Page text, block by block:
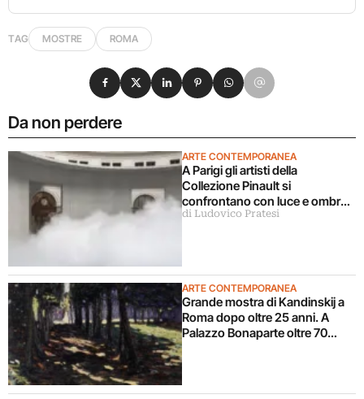
TAG MOSTRE ROMA
Da non perdere
ARTE CONTEMPORANEA
A Parigi gli artisti della
Collezione Pinault si
confrontano con luce e ombra
in una grande mostra
di Ludovico Pratesi
ARTE CONTEMPORANEA
Grande mostra di Kandinskij a
Roma dopo oltre 25 anni. A
Palazzo Bonaparte oltre 70
Condividi su Facebook
Condividi su X
Condividi su LinkedIn
Condividi su Pinterest
Condividi su WhatsApp
Condividi su Email